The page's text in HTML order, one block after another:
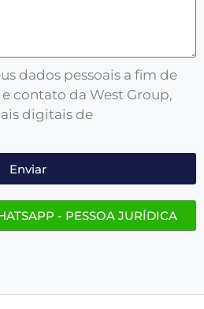
dados pessoais a fim de
contato da West Group,
digitais de
Enviar
- PESSOA JURÍDICA